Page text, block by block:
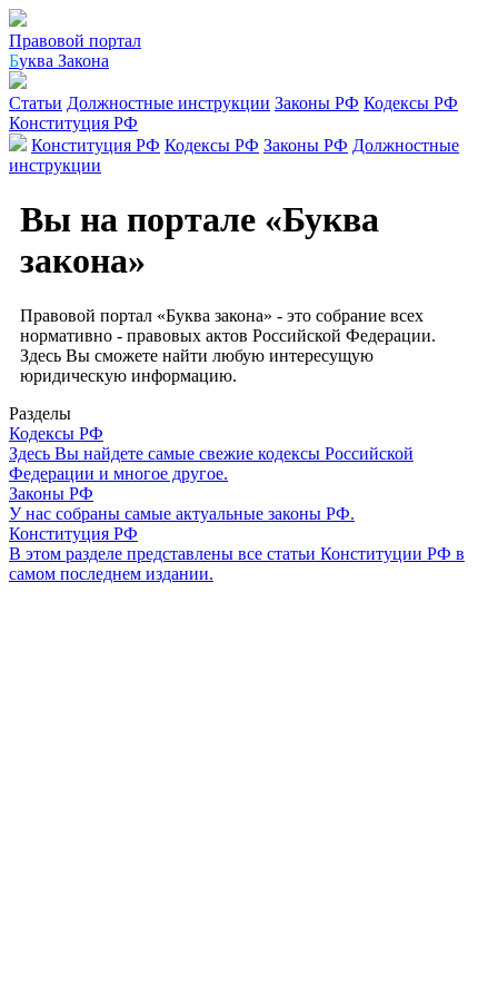
Правовой портал
Буква Закона
Статьи Должностные инструкции Законы РФ Кодексы РФ
Конституция РФ
Конституция РФ Кодексы РФ Законы РФ Должностные
инструкции
Вы на портале «Буква
закона»
Правовой портал «Буква закона» - это собрание всех
нормативно - правовых актов Российской Федерации.
Здесь Вы сможете найти любую интересущую
юридическую информацию.
Разделы
Кодексы РФ
Здесь Вы найдете самые свежие кодексы Российской
Федерации и многое другое.
Законы РФ
У нас собраны самые актуальные законы РФ.
Конституция РФ
В этом разделе представлены все статьи Конституции РФ в
самом последнем издании.